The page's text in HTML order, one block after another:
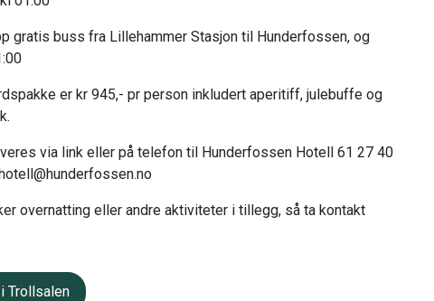
gratis buss fra Lillehammer Stasjon til Hunderfossen, og
er kr 945,- pr person inkludert aperitiff, julebuffe og
via link eller på telefon til Hunderfossen Hotell 61 27 40
overnatting eller andre aktiviteter i tillegg, så ta kontakt
Trollsalen